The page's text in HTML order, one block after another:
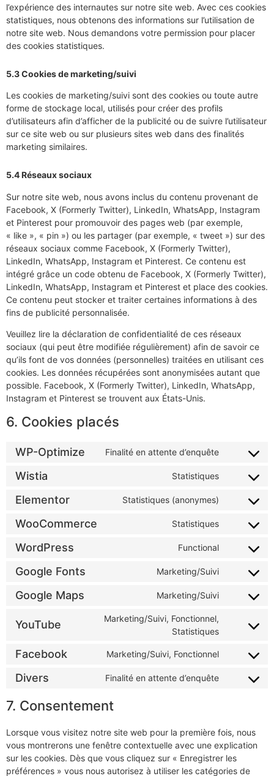
l’expérience des internautes sur notre site web. Avec ces cookies
statistiques, nous obtenons des informations sur l’utilisation de
notre site web. Nous demandons votre permission pour placer
des cookies statistiques.
5.3 Cookies de marketing/suivi
Les cookies de marketing/suivi sont des cookies ou toute autre
forme de stockage local, utilisés pour créer des profils
d’utilisateurs afin d’afficher de la publicité ou de suivre l’utilisateur
sur ce site web ou sur plusieurs sites web dans des finalités
marketing similaires.
5.4 Réseaux sociaux
Sur notre site web, nous avons inclus du contenu provenant de
Facebook, X (Formerly Twitter), LinkedIn, WhatsApp, Instagram
et Pinterest pour promouvoir des pages web (par exemple,
« like », « pin ») ou les partager (par exemple, « tweet ») sur des
réseaux sociaux comme Facebook, X (Formerly Twitter),
LinkedIn, WhatsApp, Instagram et Pinterest. Ce contenu est
intégré grâce un code obtenu de Facebook, X (Formerly Twitter),
LinkedIn, WhatsApp, Instagram et Pinterest et place des cookies.
Ce contenu peut stocker et traiter certaines informations à des
fins de publicité personnalisée.
Veuillez lire la déclaration de confidentialité de ces réseaux
sociaux (qui peut être modifiée régulièrement) afin de savoir ce
qu’ils font de vos données (personnelles) traitées en utilisant ces
cookies. Les données récupérées sont anonymisées autant que
possible. Facebook, X (Formerly Twitter), LinkedIn, WhatsApp,
Instagram et Pinterest se trouvent aux États-Unis.
6. Cookies placés
WP-Optimize Finalité en attente d’enquête
Wistia Statistiques
Elementor Statistiques (anonymes)
WooCommerce Statistiques
WordPress Functional
Google Fonts Marketing/Suivi
Google Maps Marketing/Suivi
YouTube
Marketing/Suivi, Fonctionnel,
Statistiques
Facebook Marketing/Suivi, Fonctionnel
Divers Finalité en attente d’enquête
7. Consentement
Lorsque vous visitez notre site web pour la première fois, nous
vous montrerons une fenêtre contextuelle avec une explication
sur les cookies. Dès que vous cliquez sur « Enregistrer les
préférences » vous nous autorisez à utiliser les catégories de